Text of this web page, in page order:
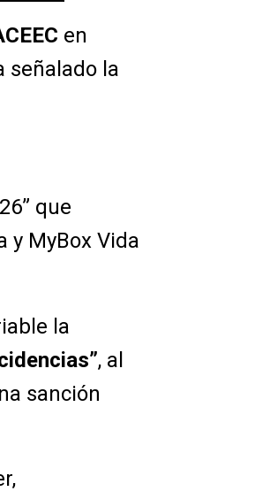
en
señalado la
que
y MyBox Vida
la
, al
sanción